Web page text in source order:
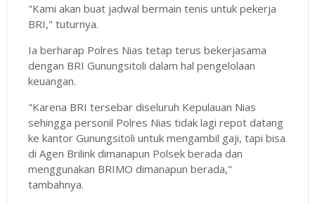
"Kami akan buat jadwal bermain tenis untuk pekerja
BRI," tuturnya.
Ia berharap Polres Nias tetap terus bekerjasama
dengan BRI Gunungsitoli dalam hal pengelolaan
keuangan.
"Karena BRI tersebar diseluruh Kepulauan Nias
sehingga personil Polres Nias tidak lagi repot datang
ke kantor Gunungsitoli untuk mengambil gaji, tapi bisa
di Agen Brilink dimanapun Polsek berada dan
menggunakan BRIMO dimanapun berada,"
tambahnya.